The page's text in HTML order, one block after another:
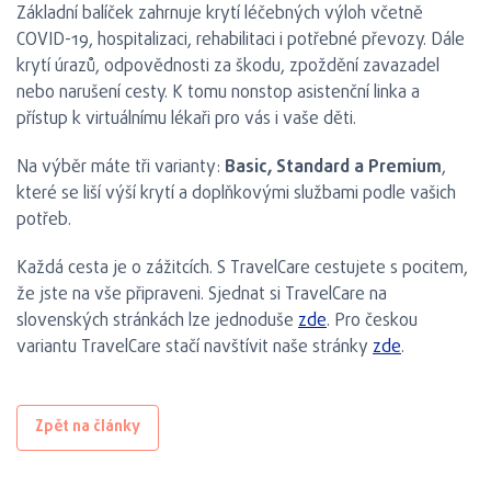
Základní balíček zahrnuje krytí léčebných výloh včetně
COVID-19, hospitalizaci, rehabilitaci i potřebné převozy. Dále
krytí úrazů, odpovědnosti za škodu, zpoždění zavazadel
nebo narušení cesty. K tomu nonstop asistenční linka a
přístup k virtuálnímu lékaři pro vás i vaše děti.
Na výběr máte tři varianty: Basic, Standard a Premium,
které se liší výší krytí a doplňkovými službami podle vašich
potřeb.
Každá cesta je o zážitcích. S TravelCare cestujete s pocitem,
že jste na vše připraveni. Sjednat si TravelCare na
slovenských stránkách lze jednoduše zde. Pro českou
variantu TravelCare stačí navštívit naše stránkyzde.
Zpět na články